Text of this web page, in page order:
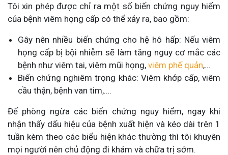
Tôi xin phép được chỉ ra một số biến chứng nguy hiểm
của bệnh viêm họng cấp có thể xảy ra, bao gồm:
Gây nên nhiều biến chứng cho hệ hô hấp: Nếu viêm
họng cấp bị bội nhiễm sẽ làm tăng nguy cơ mắc các
bệnh như viêm tai, viêm mũi họng, viêm phế quản,…
Biến chứng nghiêm trọng khác: Viêm khớp cấp, viêm
cầu thận, bệnh van tim,….
Để phòng ngừa các biến chứng nguy hiểm, ngay khi
nhận thấy dấu hiệu của bệnh xuất hiện và kéo dài trên 1
tuần kèm theo các biểu hiện khác thường thì tôi khuyên
mọi người nên chủ động đi khám và chữa trị sớm.